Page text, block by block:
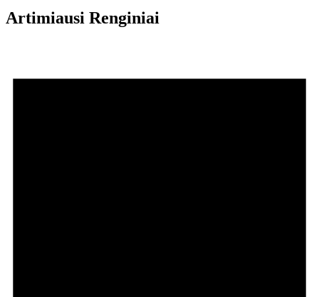
Artimiausi Renginiai